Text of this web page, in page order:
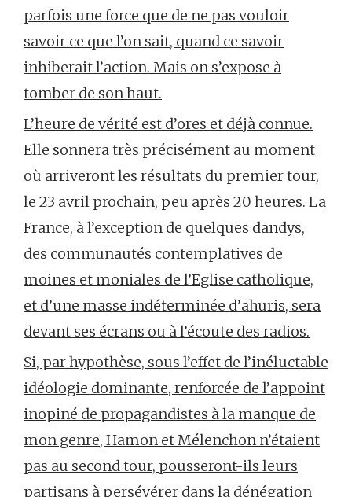
parfois une force que de ne pas vouloir
savoir ce que l’on sait, quand ce savoir
inhiberait l’action. Mais on s’expose à
tomber de son haut.
L’heure de vérité est d’ores et déjà connue.
Elle sonnera très précisément au moment
où arriveront les résultats du premier tour,
le 23 avril prochain, peu après 20 heures. La
France, à l’exception de quelques dandys,
des communautés contemplatives de
moines et moniales de l’Eglise catholique,
et d’une masse indéterminée d’ahuris, sera
devant ses écrans ou à l’écoute des radios.
Si, par hypothèse, sous l’effet de l’inéluctable
idéologie dominante, renforcée de l’appoint
inopiné de propagandistes à la manque de
mon genre, Hamon et Mélenchon n’étaient
pas au second tour, pousseront-ils leurs
partisans à persévérer dans la dénégation